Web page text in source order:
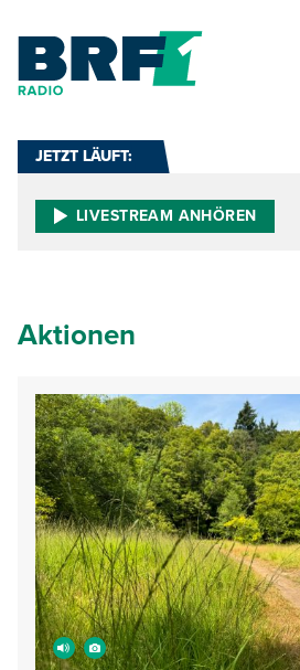
JETZT LÄUFT:
LIVESTREAM ANHÖREN
Aktionen